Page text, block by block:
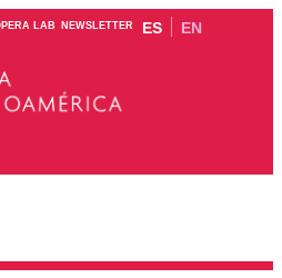
LAB NEWSLETTER ES EN